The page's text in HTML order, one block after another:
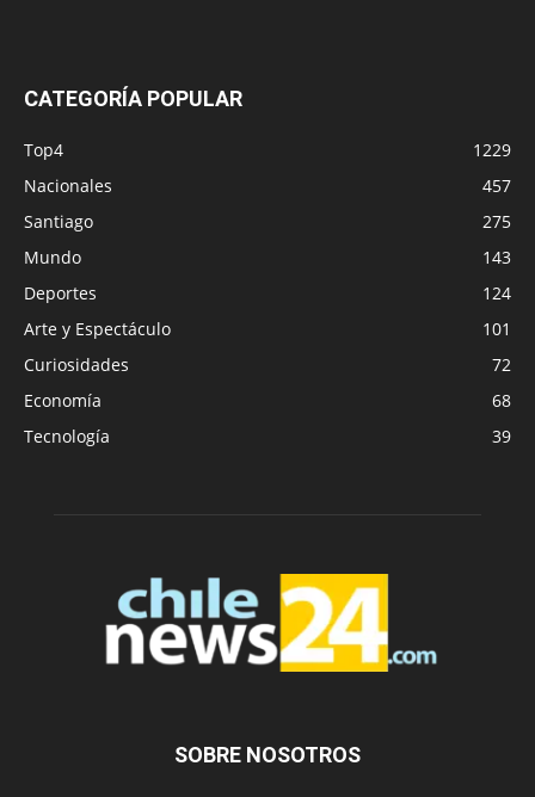
CATEGORÍA POPULAR
Top4
1229
Nacionales
457
Santiago
275
Mundo
143
Deportes
124
Arte y Espectáculo
101
Curiosidades
72
Economía
68
Tecnología
39
SOBRE NOSOTROS